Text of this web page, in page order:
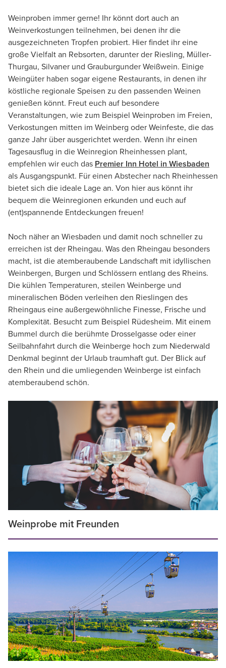
Weinproben immer gerne! Ihr könnt dort auch an
Weinverkostungen teilnehmen, bei denen ihr die
ausgezeichneten Tropfen probiert. Hier findet ihr eine
große Vielfalt an Rebsorten, darunter der Riesling, Müller-
Thurgau, Silvaner und Grauburgunder Weißwein. Einige
Weingüter haben sogar eigene Restaurants, in denen ihr
köstliche regionale Speisen zu den passenden Weinen
genießen könnt. Freut euch auf besondere
Veranstaltungen, wie zum Beispiel Weinproben im Freien,
Verkostungen mitten im Weinberg oder Weinfeste, die das
ganze Jahr über ausgerichtet werden. Wenn ihr einen
Tagesausflug in die Weinregion Rheinhessen plant,
empfehlen wir euch das Premier Inn Hotel in Wiesbaden
als Ausgangspunkt. Für einen Abstecher nach Rheinhessen
bietet sich die ideale Lage an. Von hier aus könnt ihr
bequem die Weinregionen erkunden und euch auf
(ent)spannende Entdeckungen freuen!
Noch näher an Wiesbaden und damit noch schneller zu
erreichen ist der Rheingau. Was den Rheingau besonders
macht, ist die atemberaubende Landschaft mit idyllischen
Weinbergen, Burgen und Schlössern entlang des Rheins.
Die kühlen Temperaturen, steilen Weinberge und
mineralischen Böden verleihen den Rieslingen des
Rheingaus eine außergewöhnliche Finesse, Frische und
Komplexität. Besucht zum Beispiel Rüdesheim. Mit einem
Bummel durch die berühmte Drosselgasse oder einer
Seilbahnfahrt durch die Weinberge hoch zum Niederwald
Denkmal beginnt der Urlaub traumhaft gut. Der Blick auf
den Rhein und die umliegenden Weinberge ist einfach
atemberaubend schön.
Weinprobe mit Freunden